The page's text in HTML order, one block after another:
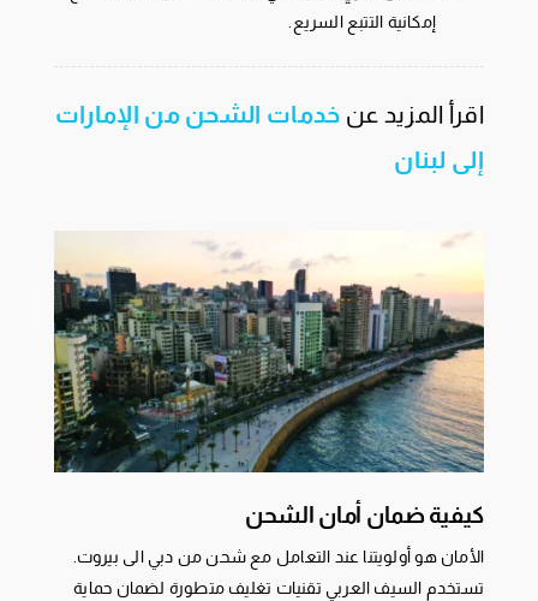
إمكانية التتبع السريع.
اقرأ المزيد عن خدمات الشحن من الإمارات
إلى لبنان
كيفية ضمان أمان الشحن
الأمان هو أولويتنا عند التعامل مع شحن من دبي الى بيروت.
تستخدم السيف العربي تقنيات تغليف متطورة لضمان حماية